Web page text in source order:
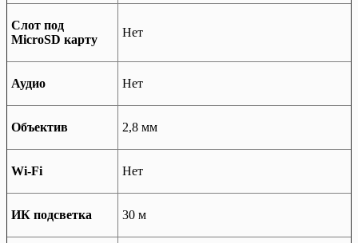
Слот под
MiсroSD карту
Нет
Аудио Нет
Объектив 2,8 мм
Wi-Fi Нет
ИК подсветка 30 м